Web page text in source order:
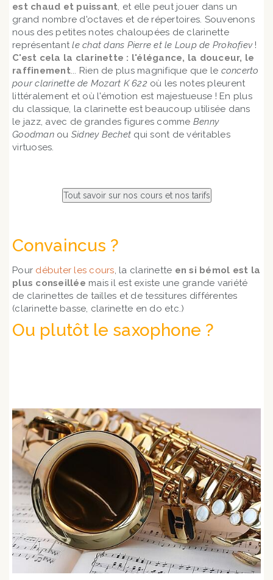
est chaud et puissant, et elle peut jouer dans un
grand nombre d'octaves et de répertoires. Souvenons
nous des petites notes chaloupées de clarinette
représentantle chat dans Pierre et le Loup de Prokofiev!
C'est cela la clarinette : l'élégance, la douceur, le
raffinement... Rien de plus magnifique que le concerto
pour clarinette de Mozart K 622 où les notes pleurent
littéralement et où l'émotion est majestueuse ! En plus
du classique, la clarinette est beaucoup utilisée dans
le jazz, avec de grandes figures comme Benny
Goodmanou Sidney Bechet qui sont de véritables
virtuoses.
Convaincus ?
Pour débuter les cours, la clarinette en si bémol est la
plus conseillée mais il est existe une grande variété
de clarinettes de tailles et de tessitures différentes
(clarinette basse, clarinette en do etc.)
Ou plutôt le saxophone ?